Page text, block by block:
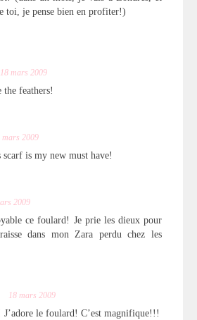
toi, je pense bien en profiter!)
18 mars 2009
feathers!
mars 2009
is my new must have!
2009
ce foulard! Je prie les dieux pour
dans mon Zara perdu chez les
18 mars 2009
J’adore le foulard! C’est magnifique!!!